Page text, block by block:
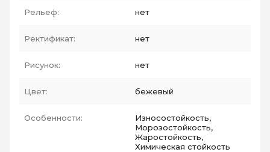
Рельеф: нет
Ректификат: нет
Рисунок: нет
Цвет: бежевый
Особенности:
Износостойкость,
Морозостойкость,
Жаростойкость,
Химическая стойкость